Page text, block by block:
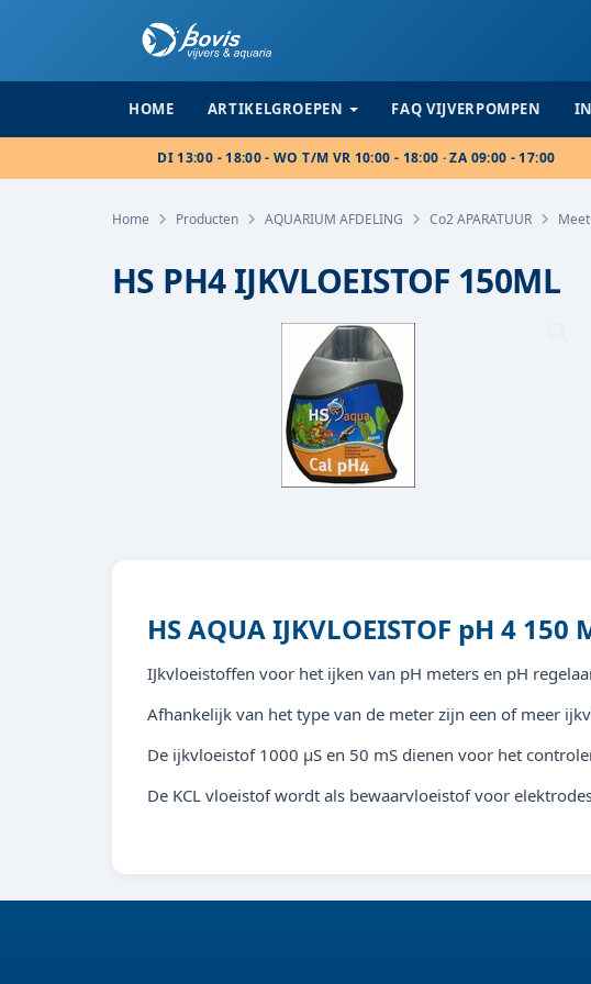
HOME ARTIKELGROEPEN FAQ VIJVERPOMPEN
DI 13:00 - 18:00 - WO T/M VR 10:00 - 18:00 · ZA 09:00 - 17:00
Home Producten AQUARIUM AFDELING Co2 APARATUUR
HS PH4 IJKVLOEISTOF 150ML
HS AQUA IJKVLOEISTOF pH 4 150
IJkvloeistoffen voor het ijken van pH meters en pH
Afhankelijk van het type van de meter zijn een of meer
De ijkvloeistof 1000 µS en 50 mS dienen voor het
De KCL vloeistof wordt als bewaarvloeistof voor